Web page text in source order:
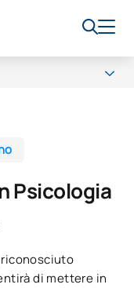
Psicologia
di mettere in